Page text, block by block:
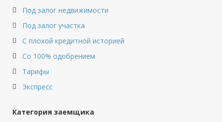
Под залог недвижимости
Под залог участка
С плохой кредитной историей
Со 100% одобрением
Тарифы
Экспресс
Категория заемщика